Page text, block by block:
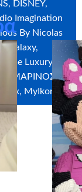
DISNEY,
Imagination
By Nicolas
Luxury,
ΜΑΡΙΝΟΣ
MyIkona